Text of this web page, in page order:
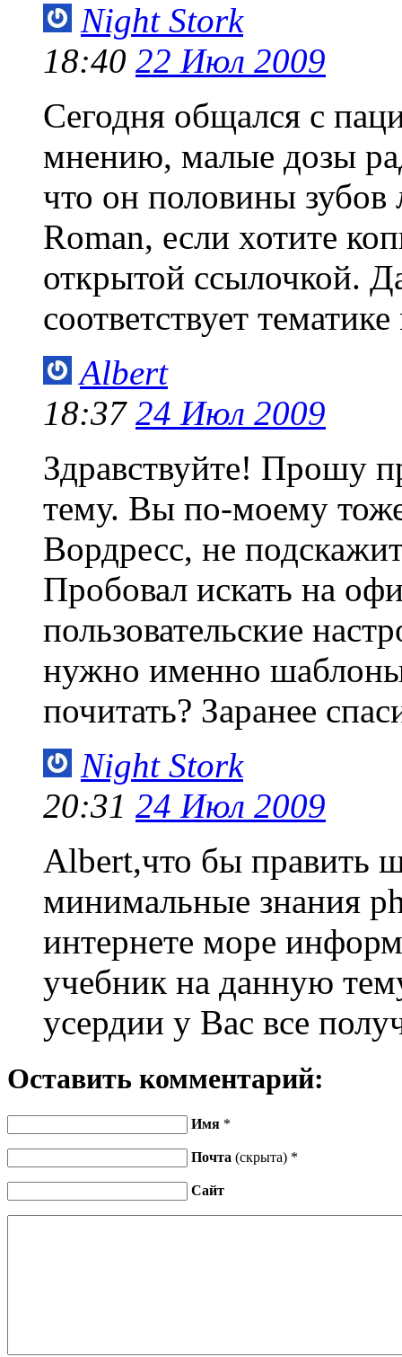
Night Stork
18:40 22 Июл 2009
Сегодня общался с
мнению, малые дозы
что он половины
Roman, если хотите
открытой ссылочкой.
соответствует
Albert
18:37 24 Июл 2009
Здравствуйте! Прошу
тему. Вы по-моему тоже
Вордресс, не
Пробовал искать на
пользовательские
нужно именно шаблоны
почитать? Заранее
Night Stork
20:31 24 Июл 2009
Albert,что бы править
минимальные знания
интернете море
учебник на данную
усердии у Вас все
Оставить комментарий:
Имя *
Почта (скрыта) *
Сайт